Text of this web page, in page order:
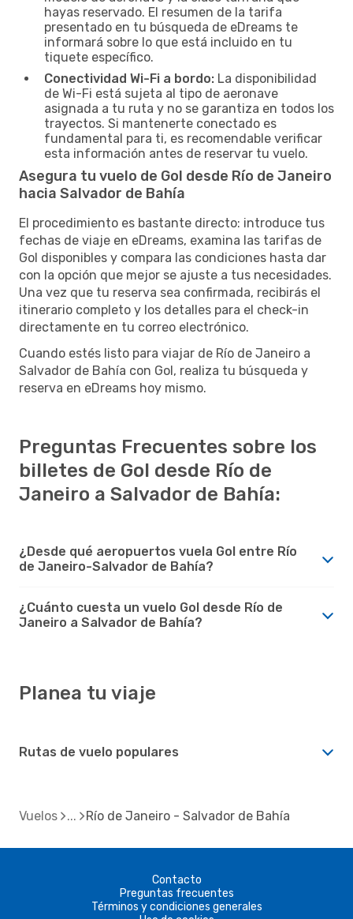
hayas reservado. El resumen de la tarifa
presentado en tu búsqueda de eDreams te
informará sobre lo que está incluido en tu
tiquete específico.
Conectividad Wi-Fi a bordo: La disponibilidad
de Wi-Fi está sujeta al tipo de aeronave
asignada a tu ruta y no se garantiza en todos los
trayectos. Si mantenerte conectado es
fundamental para ti, es recomendable verificar
esta información antes de reservar tu vuelo.
Asegura tu vuelo de Gol desde Río de Janeiro
hacia Salvador de Bahía
El procedimiento es bastante directo: introduce tus
fechas de viaje en eDreams, examina las tarifas de
Gol disponibles y compara las condiciones hasta dar
con la opción que mejor se ajuste a tus necesidades.
Una vez que tu reserva sea confirmada, recibirás el
itinerario completo y los detalles para el check-in
directamente en tu correo electrónico.
Cuando estés listo para viajar de Río de Janeiro a
Salvador de Bahía con Gol, realiza tu búsqueda y
reserva en eDreams hoy mismo.
Preguntas Frecuentes sobre los
billetes de Gol desde Río de
Janeiro a Salvador de Bahía:
¿Desde qué aeropuertos vuela Gol entre Río
de Janeiro-Salvador de Bahía?
¿Cuánto cuesta un vuelo Gol desde Río de
Janeiro a Salvador de Bahía?
Planea tu viaje
Rutas de vuelo populares
Vuelos Río de Janeiro - Salvador de Bahía
Contacto
Preguntas frecuentes
Términos y condiciones generales